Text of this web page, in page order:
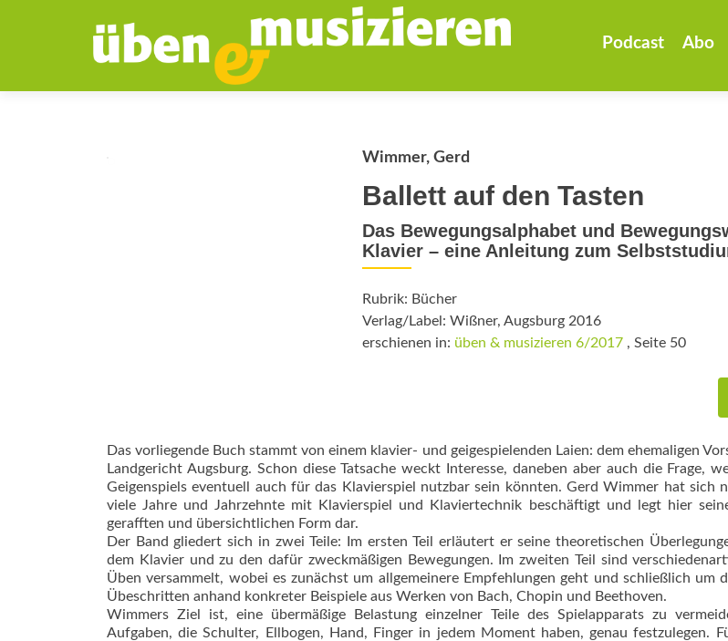
Podcast Abo
Wimmer, Gerd
Ballett auf den Tasten
Das Bewegungsalphabet und
Klavier – eine Anleitung zum
Rubrik: Bücher
Verlag/Label: Wißner, Augsburg 2016
erschienen in: üben & musizieren 6/2017, Seite 50
Das vorliegende Buch stammt von einem klavier- und geigespielenden Laien: dem ehema­ligen
Landgericht Augsburg. Schon diese Tatsache weckt Interesse, daneben aber auch die Frage,
Geigenspiels eventuell auch für das Klavierspiel nutzbar sein könnten. Gerd Wimmer hat sich
viele Jahre und Jahrzehnte mit Klavierspiel und Klaviertechnik beschäftigt und legt hier
gerafften und übersichtlichen Form dar.
Der Band gliedert sich in zwei Teile: Im ersten Teil erläutert er seine theoretischen
dem Klavier und zu den dafür zweckmäßigen Bewegungen. Im zweiten Teil sind
Üben versammelt, wobei es zunächst um allgemeinere Empfehlungen geht und schließlich um
Übeschritten anhand konkreter Beispiele aus Werken von Bach, Chopin und Beethoven.
Wimmers Ziel ist, eine übermäßige Belastung einzelner Teile des Spielapparats zu
Aufgaben, die Schulter, Ellbogen, Hand, Finger in jedem Moment haben, genau festzulegen.